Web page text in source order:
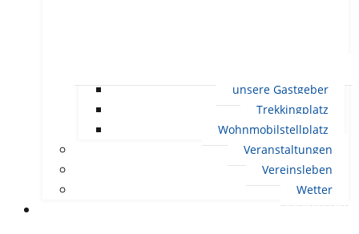
unsere Gastgeber
Trekkingplatz
Wohnmobilstellplatz
Veranstaltungen
Vereinsleben
Wetter
LEBEN IN ERNDTEBRÜCK